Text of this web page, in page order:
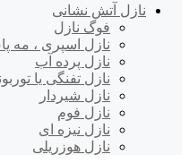
نازل آتش نشانی
فوگ نازل
نازل اسپری ، مه
نازل پرده آب
نازل تفنگی یا
نازل شیردار
نازل فوم
نازل نیزه ای
نازل هوزریلی